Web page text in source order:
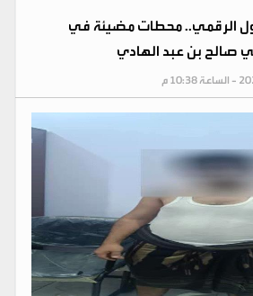
الرقمي.. محطات مضيئة في
صالح بن عبد الهادي